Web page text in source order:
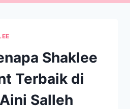
Shaklee
Terbaik di
Salleh